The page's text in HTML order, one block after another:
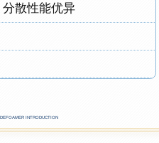
散性能优异
DEFOAMER INTRODUCTION